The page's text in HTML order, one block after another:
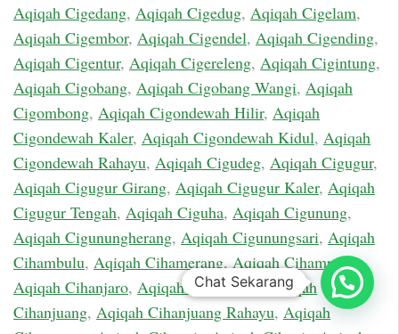
Aqiqah Cigedang, Aqiqah Cigedug, Aqiqah Cigelam,
Aqiqah Cigembor, Aqiqah Cigendel, Aqiqah Cigending,
Aqiqah Cigentur, Aqiqah Cigereleng, Aqiqah Cigintung,
Aqiqah Cigobang, Aqiqah Cigobang Wangi, Aqiqah
Cigombong, Aqiqah Cigondewah Hilir, Aqiqah
Cigondewah Kaler, Aqiqah Cigondewah Kidul, Aqiqah
Cigondewah Rahayu, Aqiqah Cigudeg, Aqiqah Cigugur,
Aqiqah Cigugur Girang, Aqiqah Cigugur Kaler, Aqiqah
Cigugur Tengah, Aqiqah Ciguha, Aqiqah Cigunung,
Aqiqah Cigunungherang, Aqiqah Cigunungsari, Aqiqah
Cihambulu, Aqiqah Cihamerang,Aqiqah Cihampelas,
Aqiqah Cihanjaro, Aqiqah Cihanjawar,Aqiqah
Cihanjuang, Aqiqah Cihanjuang Rahayu, Aqiqah
Chat Sekarang